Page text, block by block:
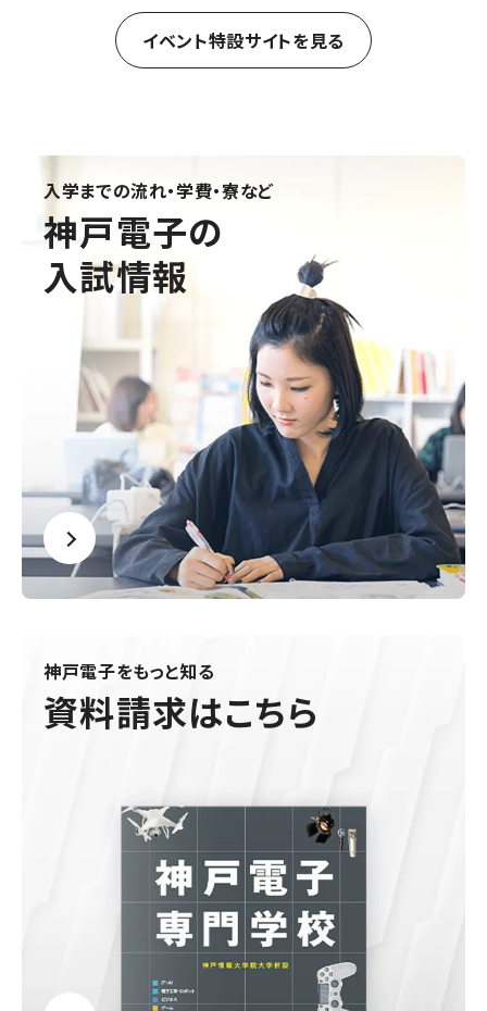
イベント特設サイトを見る
入学までの流れ・学費・寮など
神戸電子の
入試情報
神戸電子をもっと知る
資料請求はこちら